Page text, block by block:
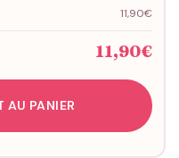
11,90€
11,90€
AU PANIER